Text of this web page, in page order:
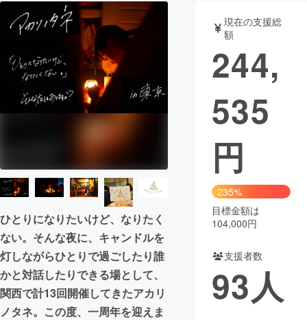
テクノロジー・ガジェット
映像・映画 書籍・雑誌
ビジネス・起業 チャレンジ
まちづくり・地域活性化
CAMPFIRE for Social Good
CAMPFIRE Creation
CAMPFIREふるさと納税
コミュニティ
ひとりになりたいけど、なりたく
ない。そんな夜に、キャンドルを
灯しながらひとりで過ごしたり誰
かと対話したりできる場として、
関西で計13回開催してきたアカリ
ノタネ。この度、一周年を迎えま
現在の支援総
額
244,
535
円
235%
目標金額は
104,000円
支援者数
93人